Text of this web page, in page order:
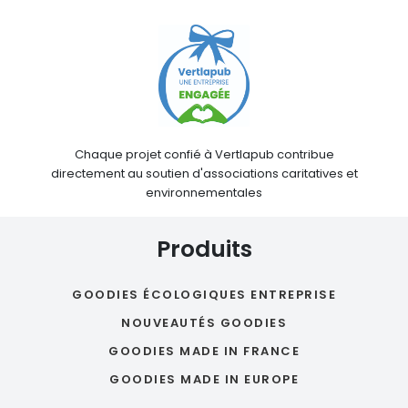
Chaque projet confié à Vertlapub contribue
directement au soutien d'associations caritatives et
environnementales
Produits
GOODIES ÉCOLOGIQUES ENTREPRISE
NOUVEAUTÉS GOODIES
GOODIES MADE IN FRANCE
GOODIES MADE IN EUROPE